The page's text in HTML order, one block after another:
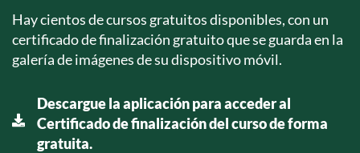
Hay cientos de cursos gratuitos disponibles, con un
certificado de finalización gratuito que se guarda en la
galería de imágenes de su dispositivo móvil.
Descargue la aplicación para acceder al
Certificado de finalización del curso de forma
gratuita.